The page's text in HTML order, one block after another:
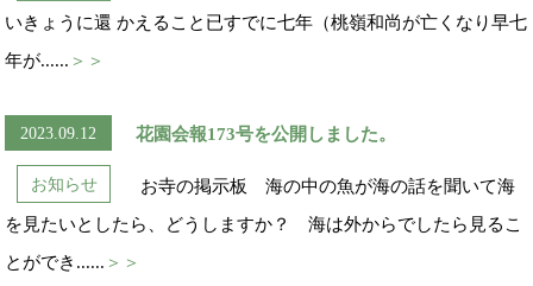
いきょうに還 かえること已すでに七年（桃嶺和尚が亡くなり早七
年が...... ＞＞
2023.09.12 花園会報173号を公開しました。
お知らせ
お寺の掲示板 海の中の魚が海の話を聞いて海
を見たいとしたら、どうしますか？ 海は外からでしたら見るこ
とができ...... ＞＞